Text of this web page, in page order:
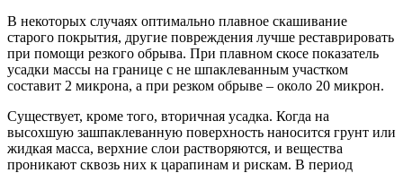
В некоторых случаях оптимально плавное скашивание
старого покрытия, другие повреждения лучше реставрировать
при помощи резкого обрыва. При плавном скосе показатель
усадки массы на границе с не шпаклеванным участком
составит 2 микрона, а при резком обрыве – около 20 микрон.
Существует, кроме того, вторичная усадка. Когда на
высохшую зашпаклеванную поверхность наносится грунт или
жидкая масса, верхние слои растворяются, и вещества
проникают сквозь них к царапинам и рискам. В период